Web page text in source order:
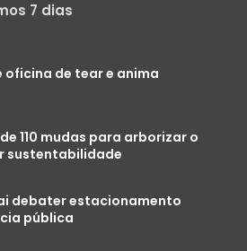
7 dias
oficina de tear e anima
110 mudas para arborizar o
sustentabilidade
debater estacionamento
pública